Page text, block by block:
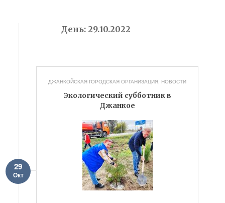
День:29.10.2022
ДЖАНКОЙСКАЯ ГОРОДСКАЯ ОРГАНИЗАЦИЯ, НОВОСТИ
Экологический субботник в
Джанкое
29
Окт